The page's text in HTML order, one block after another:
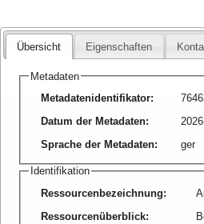
Übersicht Eigenschaften
Metadaten
Metadatenidentifikator:
Datum der Metadaten:
Sprache der Metadaten: ger
Identifikation
Ressourcenbezeichnung:
Ressourcenüberblick: